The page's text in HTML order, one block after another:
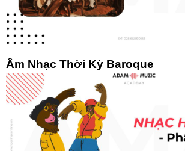
Âm Nhạc Thời Kỳ Baroque